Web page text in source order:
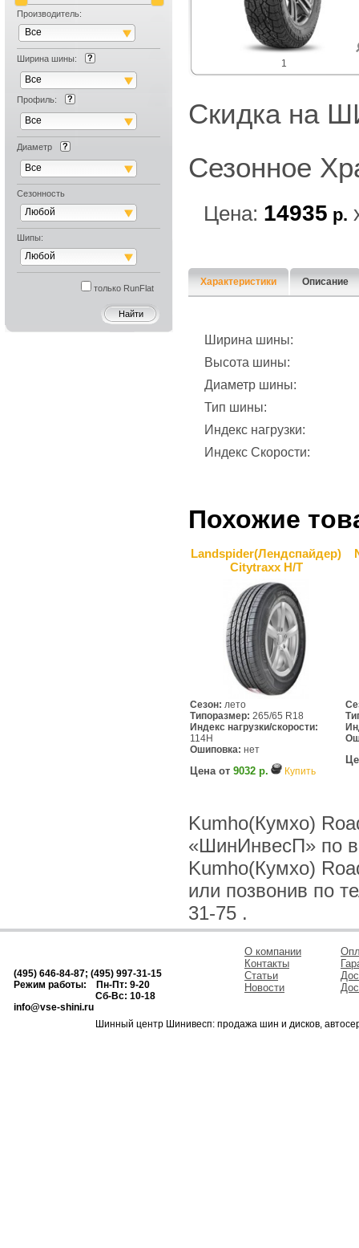
Производитель:
Все
Ширина шины:
Все
Профиль:
Все
Диаметр
Все
Сезонность
Любой
Шипы:
Любой
только RunFlat
1
Скидка на
Сезонное
Цена: 14935 р.
Характеристики Описание
Ширина шины:
Высота шины:
Диаметр шины:
Тип шины:
Индекс нагрузки:
Индекс Скорости:
Похожие
Landspider(Лендcпайдер)
Citytraxx H/T
Сезон: лето
Типоразмер: 265/65 R18
Индекс нагрузки/скорости:
114H
Ошиповка: нет
Цена от 9032 р. Купить
Kumho(Кумхо)
«ШинИнвесП» по
Kumho(Кумхо)
или позвонив по
31-75 .
(495) 646-84-87; (495) 997-31-15
Режим работы: Пн-Пт: 9-20
Сб-Вс: 10-18
info@vse-shini.ru
О компании
Контакты
Статьи
Новости
Шинный центр Шинивесп: продажа шин и дисков,